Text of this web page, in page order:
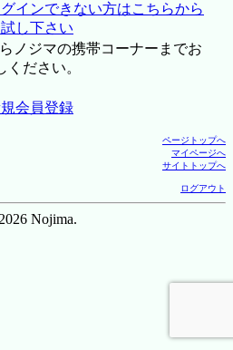
インできない方はこちらから
し下さい
ノジマの携帯コーナーまでお
ください。
会員登録
ページトップへ
マイページへ
サイトトップへ
ログアウト
Nojima.